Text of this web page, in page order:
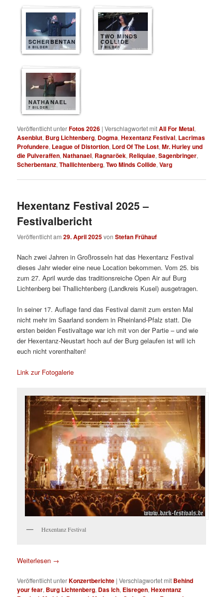
SCHERBENTANZ
8 BILDER
TWO MINDS
COLLIDE
7 BILDER
NATHANAEL
7 BILDER
Veröffentlicht unterFotos 2026 |Verschlagwortet mitAll For Metal,
Asenblut, Burg Lichtenberg, Dogma,Hexentanz Festival, Lacrimas
Profundere, League of Distortion, Lord Of The Lost,Mr. Hurley und
die Pulveraffen,Nathanael, Ragnaröek, Reliquiae,Sagenbringer,
Scherbentanz,Thallichtenberg,Two Minds Collide,Varg
Hexentanz Festival 2025 –
Festivalbericht
Veröffentlicht am29. April 2025vonStefan Frühauf
Nach zwei Jahren in Großrosseln hat das Hexentanz Festival
dieses Jahr wieder eine neue Location bekommen. Vom 25. bis
zum 27. April wurde das traditionsreiche Open Air auf Burg
Lichtenberg bei Thallichtenberg (Landkreis Kusel) ausgetragen.
In seiner 17. Auflage fand das Festival damit zum ersten Mal
nicht mehr im Saarland sondern in Rheinland-Pfalz statt. Die
ersten beiden Festivaltage war ich mit von der Partie – und wie
der Hexentanz-Neustart hoch auf der Burg gelaufen ist will ich
euch nicht vorenthalten!
Link zur Fotogalerie
Hexentanz Festival
Weiterlesen →
Veröffentlicht unterKonzertberichte |Verschlagwortet mit Behind
your fear, Burg Lichtenberg, Das Ich, Eisregen,Hexentanz